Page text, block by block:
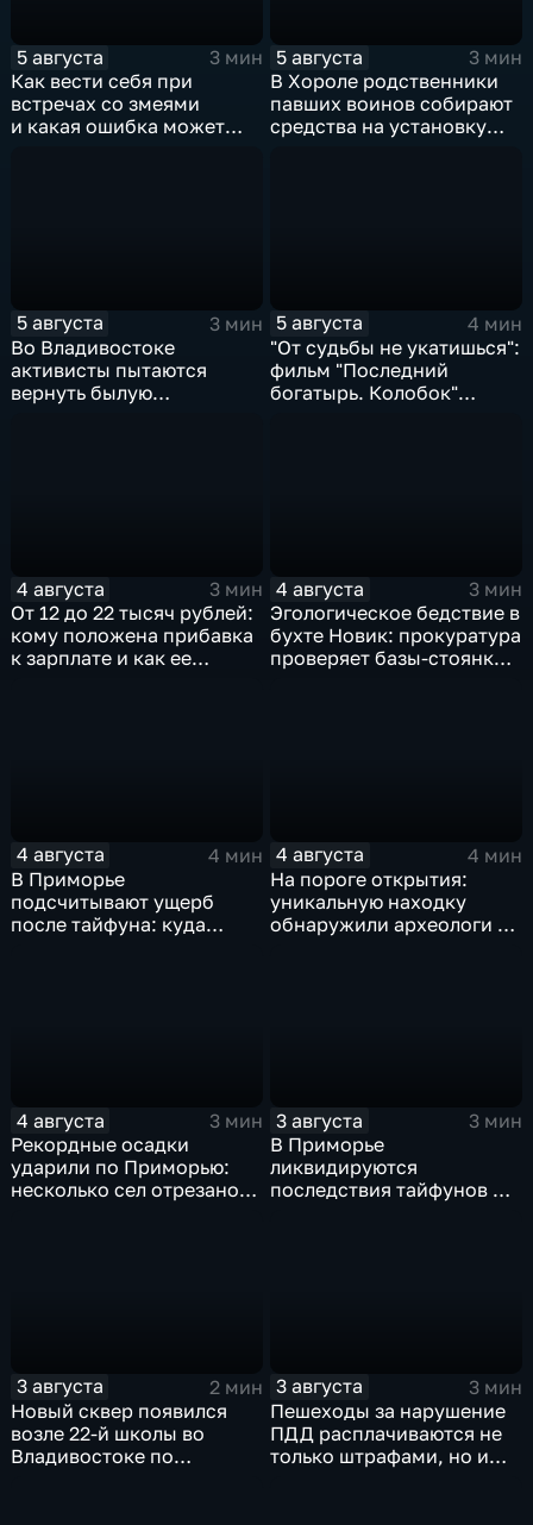
5 августа
3 мин
Как вести себя при
встречах со змеями
и какая ошибка может
5 августа
3 мин
В Хороле родственники
павших воинов собирают
средства на установку
5 августа
3 мин
Во Владивостоке
активисты пытаются
вернуть былую
5 августа
4 мин
"От судьбы не укатишься":
фильм "Последний
богатырь. Колобок"
4 августа
3 мин
От 12 до 22 тысяч рублей:
кому положена прибавка
к зарплате и как ее
4 августа
3 мин
Эгологическое бедствие в
бухте Новик: прокуратура
проверяет базы-стоянки
4 августа
4 мин
В Приморье
подсчитывают ущерб
после тайфуна: куда
4 августа
4 мин
На пороге открытия:
уникальную находку
обнаружили археологи на
4 августа
3 мин
Рекордные осадки
ударили по Приморью:
несколько сел отрезано
3 августа
3 мин
В Приморье
ликвидируются
последствия тайфунов и
3 августа
2 мин
Новый сквер появился
возле 22-й школы во
Владивостоке по
3 августа
3 мин
Пешеходы за нарушение
ПДД расплачиваются не
только штрафами, но и